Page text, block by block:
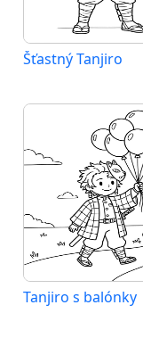
Šťastný Tanjiro
Tanjiro s balónky